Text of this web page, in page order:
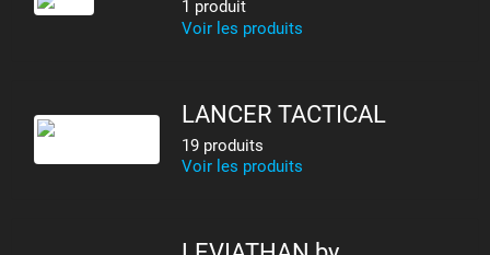
1 produit
Voir les produits
LANCER TACTICAL
19 produits
Voir les produits